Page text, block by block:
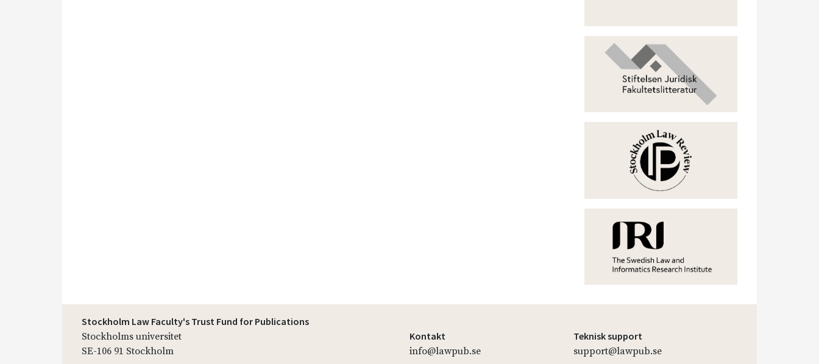
Stockholm Law Faculty's Trust Fund for Publications
Stockholms universitet
SE-106 91 Stockholm
Kontakt
info@lawpub.se
Teknisk support
support@lawpub.se